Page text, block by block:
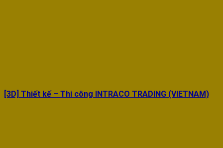
[3D] Thiết kế – Thi công INTRACO TRADING (VIETNAM)